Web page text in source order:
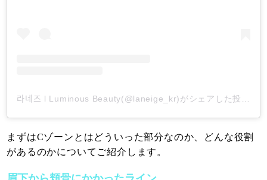
まずはCゾーンとはどういった部分なのか、どんな役割
があるのかについてご紹介します。